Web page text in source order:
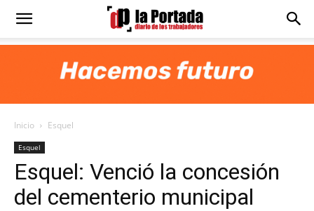
Diario
Portada
Inicio Esquel
Esquel
Esquel: Venció la concesión
del cementerio municipal